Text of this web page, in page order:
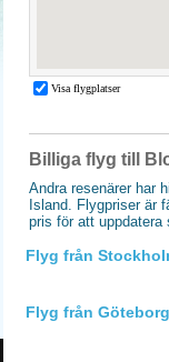
Billiga flyg till
Andra resenärer har
Island. Flygpriser är
pris för att uppdatera
Flyg från
Flyg från Göteborg